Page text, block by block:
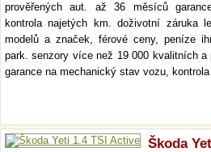
prověřených aut. až 36 měsíců
kontrola najetých km. doživotní záruka
modelů a značek, férové ceny, peníze
park. senzory více než 19 000 kvalitních
garance na mechanický stav vozu,
Škoda